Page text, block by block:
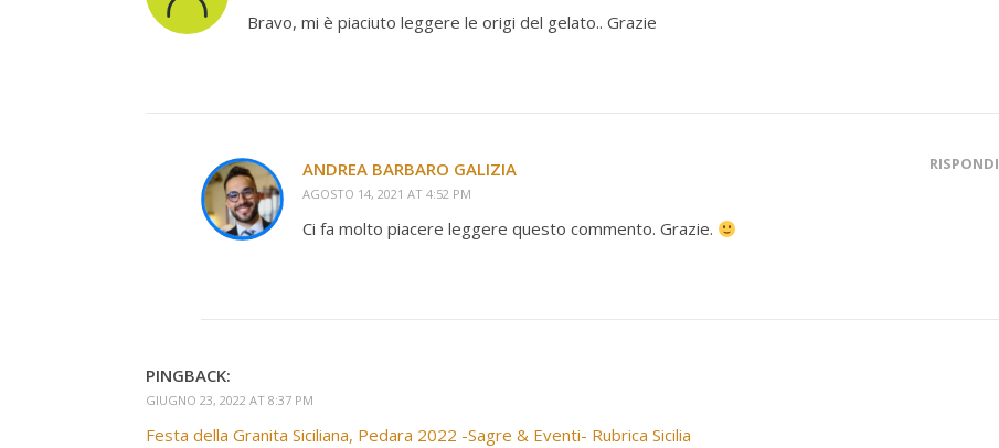
Bravo, mi è piaciuto leggere le origi del gelato.. Grazie
ANDREA BARBARO GALIZIA
AGOSTO 14, 2021 AT 4:52 PM
RISPONDI
Ci fa molto piacere leggere questo commento. Grazie.
PINGBACK:
GIUGNO 23, 2022 AT 8:37 PM
Festa della Granita Siciliana, Pedara 2022 -Sagre & Eventi- Rubrica Sicilia